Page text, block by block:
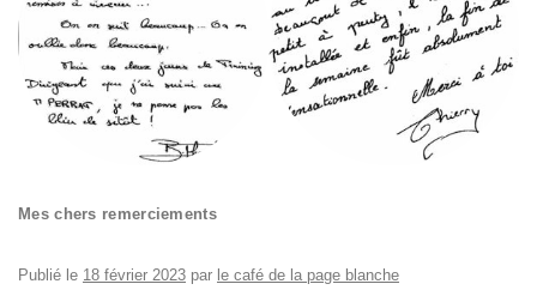
Mes chers remerciements
Publié le 18 février 2023 par le café de la page blanche